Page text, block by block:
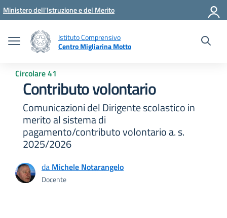
Vai ai contenuti
Vai al menu di navigazione
Vai al footer
Ministero dell'Istruzione e del Merito
Istituto Comprensivo
Centro Migliarina Motto
Circolare 41
Contributo volontario
Comunicazioni del Dirigente scolastico in
merito al sistema di
pagamento/contributo volontario a. s.
2025/2026
da Michele Notarangelo
Docente